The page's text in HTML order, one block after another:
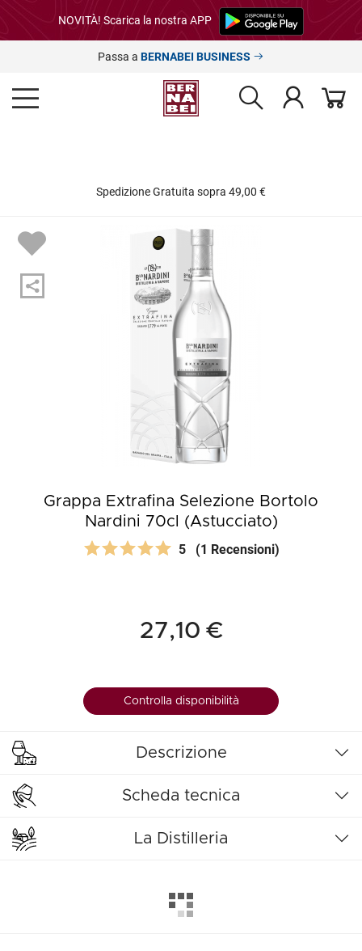
NOVITÀ! Scarica la nostra APP
Passa a BERNABEI BUSINESS
Spedizione Gratuita sopra 49,00 €
Grappa Extrafina Selezione Bortolo
Nardini 70cl (Astucciato)
5 (1 Recensioni)
27,10 €
Controlla disponibilità
Descrizione
Scheda tecnica
La Distilleria